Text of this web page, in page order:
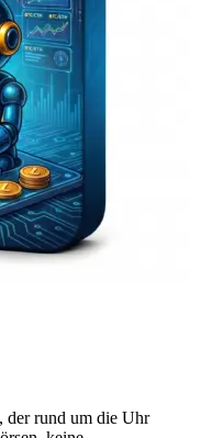
rund um die Uhr